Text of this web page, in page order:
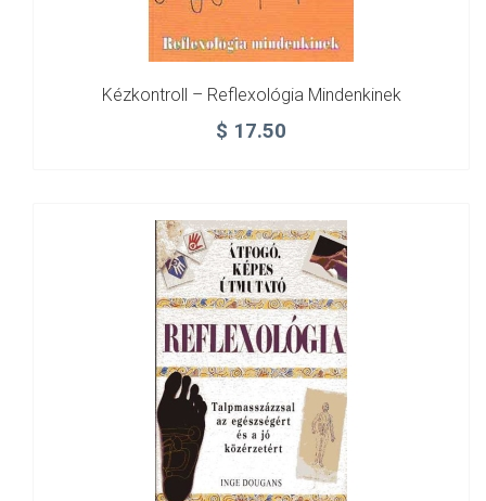
Kézkontroll – Reflexológia Mindenkinek
$ 17.50